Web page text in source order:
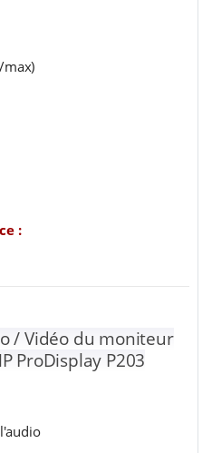
max)
:
/ Vidéo du moniteur
ProDisplay P203